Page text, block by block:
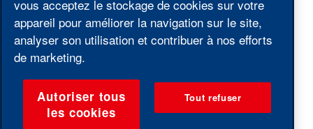
Säntis 2502 m d’alt.
vous acceptez le stockage de cookies sur votre
appareil pour améliorer la navigation sur le site,
analyser son utilisation et contribuer à nos efforts
de marketing.
Autoriser tous
les cookies
Tout refuser